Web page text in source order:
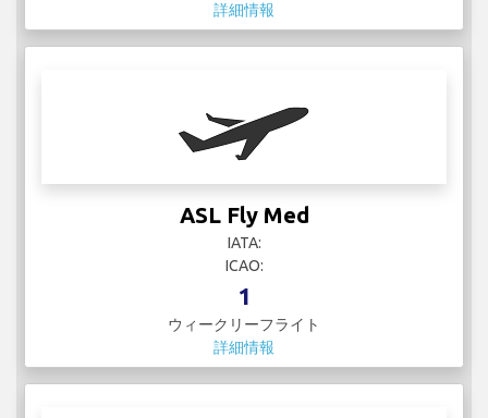
詳細情報
ASL Fly Med
IATA:
ICAO:
1
ウィークリーフライト
詳細情報